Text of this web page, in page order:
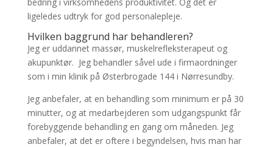
ligeledes udtryk for god personalepleje.
Hvilken baggrund har behandleren?
Jeg er uddannet massør, muskelrefleksterapeut og
akupunktør. Jeg behandler såvel ude i firmaordninger
som i min klinik på Østerbrogade 144 i Nørresundby.
Jeg anbefaler, at en behandling som minimum er på 30
minutter, og at medarbejderen som udgangspunkt får
forebyggende behandling en gang om måneden. Jeg
anbefaler, at det er oftere i begyndelsen, hvis man har